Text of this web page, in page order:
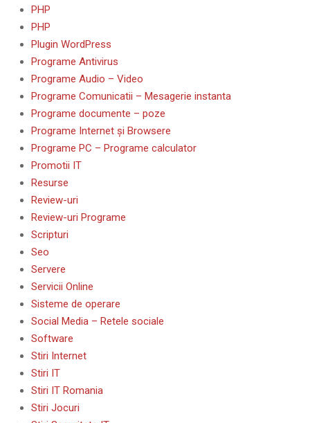
PHP
PHP
Plugin WordPress
Programe Antivirus
Programe Audio – Video
Programe Comunicatii – Mesagerie instanta
Programe documente – poze
Programe Internet și Browsere
Programe PC – Programe calculator
Promotii IT
Resurse
Review-uri
Review-uri Programe
Scripturi
Seo
Servere
Servicii Online
Sisteme de operare
Social Media – Retele sociale
Software
Stiri Internet
Stiri IT
Stiri IT Romania
Stiri Jocuri